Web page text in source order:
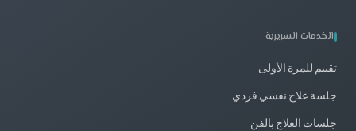
الخدمات السريرية
تقييم للمرة الأولى
جلسة علاج نفسي فردي
جلسات العلاج بالفن